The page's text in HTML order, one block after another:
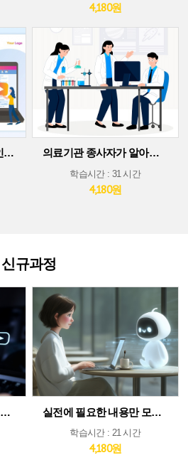
4,180원
회사를 살리는 유튜브&인스타그램 소셜 미디어 마케팅 의료기관 종사자가 알아야 할 의료기술 트렌드
학습시간 : 31 시간
4,180원
신규과정
Chat GPT를 활용한 컴맹도 쉬운 AI 실전에 필요한 내용만 모았다! ChatGPT&AI 툴 활용 가이드
학습시간 : 21 시간
4,180원